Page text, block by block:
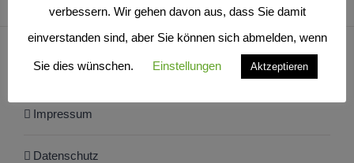
Impressum
Datenschutz
verbessern. Wir gehen davon aus, dass Sie damit
einverstanden sind, aber Sie können sich abmelden, wenn
Sie dies wünschen. Einstellungen Aktzeptieren